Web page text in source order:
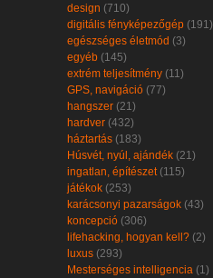
design (710)
digitális fényképezőgép (191)
egészséges életmód (3)
egyéb (145)
extrém teljesítmény (11)
GPS, navigáció (77)
hangszer (21)
hardver (432)
háztartás (183)
Húsvét, nyúl, ajándék (21)
ingatlan, építészet (115)
játékok (253)
karácsonyi pazarságok (43)
koncepció (306)
lifehacking, hogyan kell? (2)
luxus (293)
Mesterséges intelligencia (1)